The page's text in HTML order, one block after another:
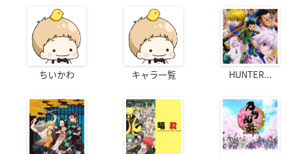
ちいかわ キャラ一覧 HUNTER...